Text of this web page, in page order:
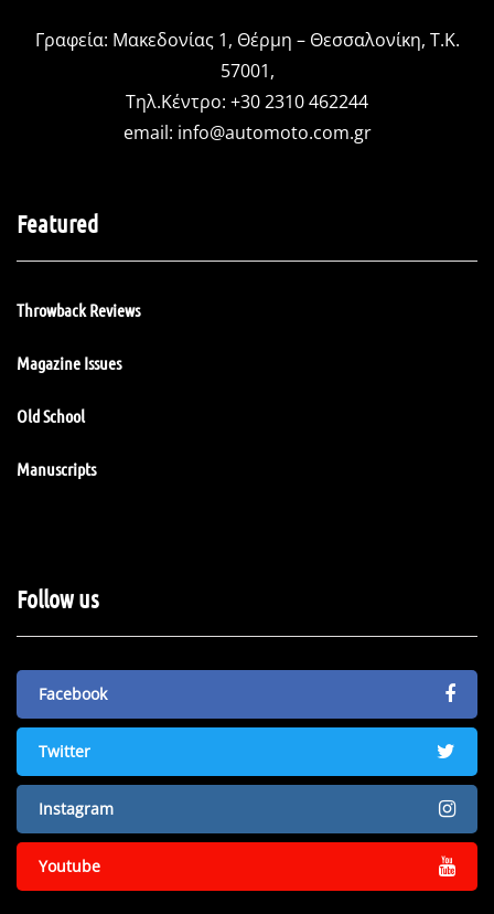
Γραφεία: Μακεδονίας 1, Θέρμη – Θεσσαλονίκη, Τ.Κ.
57001,
Τηλ.Κέντρο: +30 2310 462244
email: info@automoto.com.gr
Featured
Throwback Reviews
Magazine Issues
Old School
Manuscripts
Follow us
Facebook
Twitter
Instagram
Youtube